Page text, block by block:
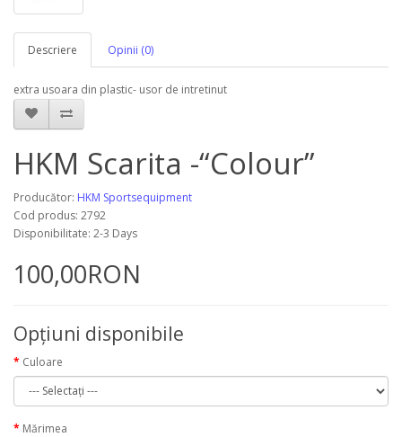
Descriere Opinii (0)
extra usoara din plastic- usor de intretinut
HKM Scarita -“Colour”
Producător: HKM Sportsequipment
Cod produs: 2792
Disponibilitate: 2-3 Days
100,00RON
Opţiuni disponibile
Culoare
Mărimea